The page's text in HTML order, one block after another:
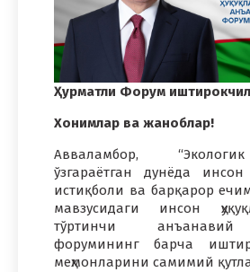
Ҳурматли Форум
Хонимлар ва жаноблар!
Авваламбор,
ўзгараётган дунёда инсон
истиқболи ва барқарор
мавзусидаги инсон
тўртинчи анъанавий
форумининг барча
меҳмонларини самимий